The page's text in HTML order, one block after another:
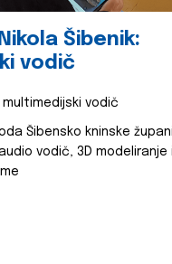
Šibenik:
vodič
multimedijski vodič
Šibensko kninske
vodič, 3D modeliranje